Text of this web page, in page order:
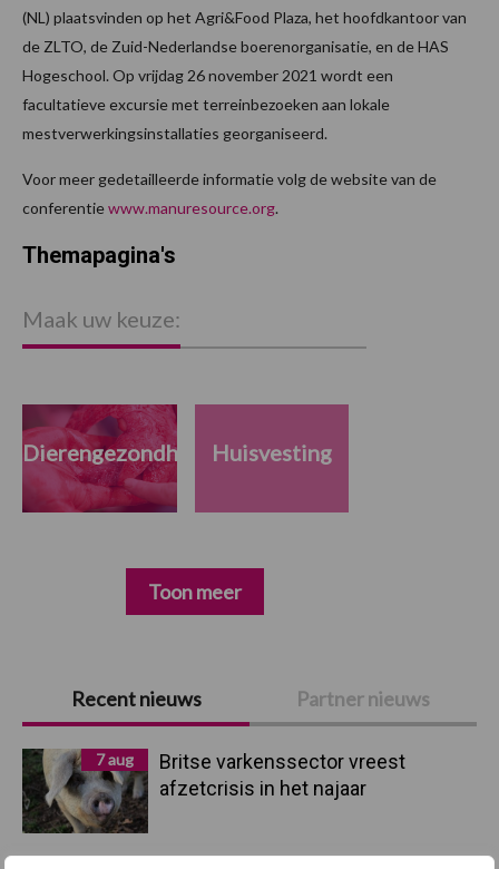
(NL) plaatsvinden op het Agri&Food Plaza, het hoofdkantoor van
de ZLTO, de Zuid-Nederlandse boerenorganisatie, en de HAS
Hogeschool. Op vrijdag 26 november 2021 wordt een
facultatieve excursie met terreinbezoeken aan lokale
mestverwerkingsinstallaties georganiseerd.
Voor meer gedetailleerde informatie volg de website van de
conferentiewww.manuresource.org.
Primaire
Sidebar
Recent nieuws Partner nieuws
7 aug
Britse varkenssector vreest
afzetcrisis in het najaar
Themapagina's
Maak uw keuze:
Dierengezondheid Huisvesting
Toon meer